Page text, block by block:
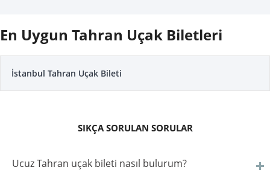
En Uygun Tahran Uçak Biletleri
İstanbul Tahran Uçak Bileti
SIKÇA SORULAN SORULAR
Ucuz Tahran uçak bileti nasıl bulurum?